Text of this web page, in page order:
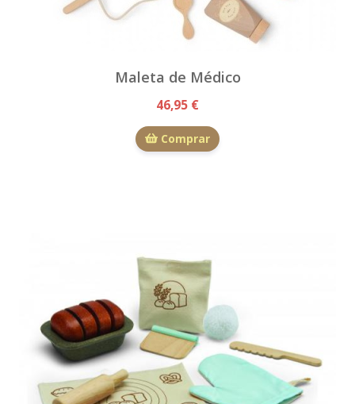
Maleta de Médico
46,95 €
Comprar